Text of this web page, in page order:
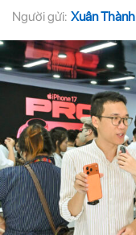
Người gửi: Xuân Thành